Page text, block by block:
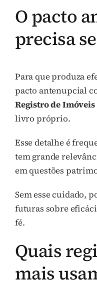
O pacto
precisa
Para que produza
pacto antenupcial
Registro de
livro próprio.
Esse detalhe é
tem grande
em questões
Sem esse cuidado,
futuras sobre
fé.
Quais
mais